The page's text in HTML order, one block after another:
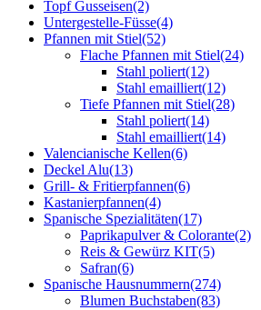
Topf Gusseisen(2)
Untergestelle-Füsse(4)
Pfannen mit Stiel(52)
Flache Pfannen mit Stiel(24)
Stahl poliert(12)
Stahl emailliert(12)
Tiefe Pfannen mit Stiel(28)
Stahl poliert(14)
Stahl emailliert(14)
Valencianische Kellen(6)
Deckel Alu(13)
Grill- & Fritierpfannen(6)
Kastanierpfannen(4)
Spanische Spezialitäten(17)
Paprikapulver & Colorante(2)
Reis & Gewürz KIT(5)
Safran(6)
Spanische Hausnummern(274)
Blumen Buchstaben(83)